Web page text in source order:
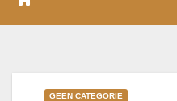
GEEN CATEGORIE